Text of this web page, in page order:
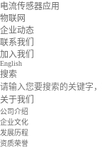
电流传感器应用
物联网
企业动态
联系我们
加入我们
English
搜索
关于我们
公司介绍
企业文化
发展历程
资质荣誉